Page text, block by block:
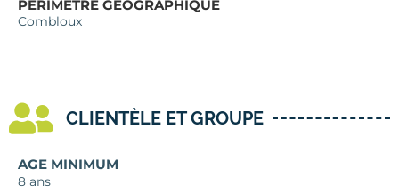
PÉRIMÈTRE GÉOGRAPHIQUE
Combloux
CLIENTÈLE ET GROUPE
AGE MINIMUM
8 ans